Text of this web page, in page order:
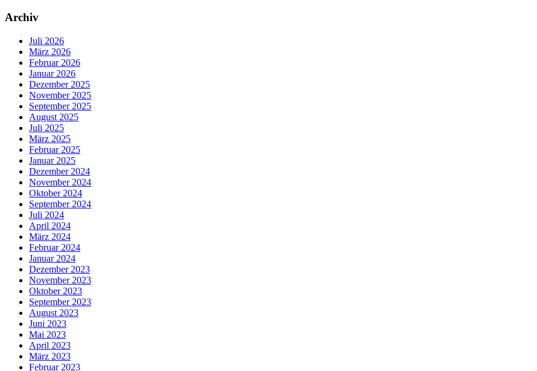
Archiv
Juli 2026
März 2026
Februar 2026
Januar 2026
Dezember 2025
November 2025
September 2025
August 2025
Juli 2025
März 2025
Februar 2025
Januar 2025
Dezember 2024
November 2024
Oktober 2024
September 2024
Juli 2024
April 2024
März 2024
Februar 2024
Januar 2024
Dezember 2023
November 2023
Oktober 2023
September 2023
August 2023
Juni 2023
Mai 2023
April 2023
März 2023
Februar 2023